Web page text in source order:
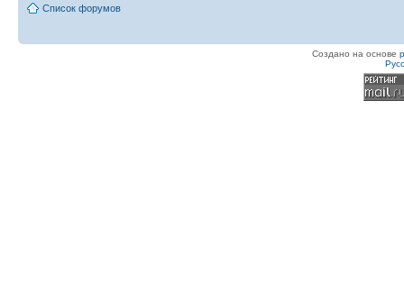
Список форумов
Создано на основе